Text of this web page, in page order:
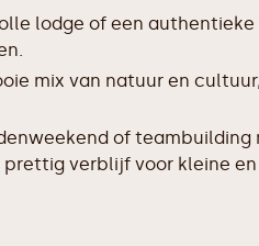
lodge of een
mix van natuur en
of
verblijf voor kleine